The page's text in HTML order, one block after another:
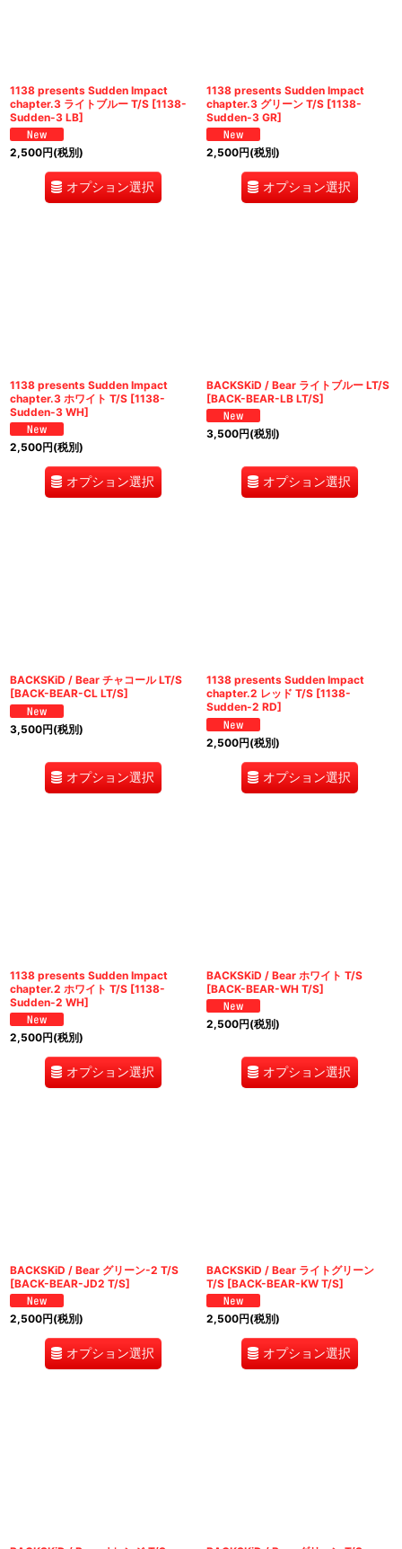
1138 presents Sudden Impact
chapter.3 ライトブルー T/S [1138-
Sudden-3 LB]
2,500円(税別)
オプション選択
1138 presents Sudden Impact
chapter.3 グリーン T/S [1138-
Sudden-3 GR]
2,500円(税別)
オプション選択
1138 presents Sudden Impact
chapter.3 ホワイト T/S [1138-
Sudden-3 WH]
2,500円(税別)
オプション選択
BACKSKiD / Bear ライトブルー LT/S
[BACK-BEAR-LB LT/S]
3,500円(税別)
オプション選択
BACKSKiD / Bear チャコール LT/S
[BACK-BEAR-CL LT/S]
3,500円(税別)
オプション選択
1138 presents Sudden Impact
chapter.2 レッド T/S [1138-
Sudden-2 RD]
2,500円(税別)
オプション選択
1138 presents Sudden Impact
chapter.2 ホワイト T/S [1138-
Sudden-2 WH]
2,500円(税別)
オプション選択
BACKSKiD / Bear ホワイト T/S
[BACK-BEAR-WH T/S]
2,500円(税別)
オプション選択
BACKSKiD / Bear グリーン-2 T/S
[BACK-BEAR-JD2 T/S]
2,500円(税別)
オプション選択
BACKSKiD / Bear ライトグリーン
T/S [BACK-BEAR-KW T/S]
2,500円(税別)
オプション選択